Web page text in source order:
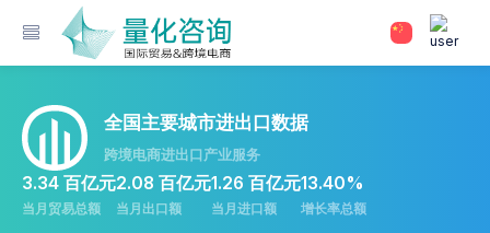
全国主要城市进出口数据
跨境电商进出口产业服务
3.34 百亿元
当月贸易总额
2.08 百亿元
当月出口额
1.26 百亿元
当月进口额
13.40%
增长率总额